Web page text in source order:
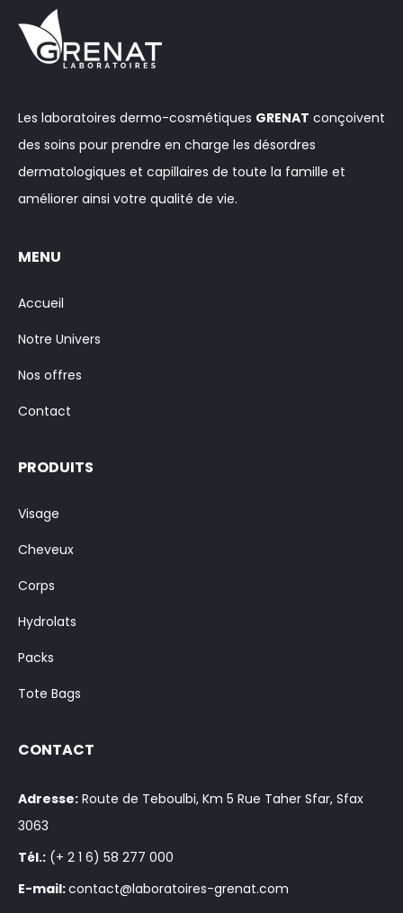
Les laboratoires dermo-cosmétiques GRENAT conçoivent
des soins pour prendre en charge les désordres
dermatologiques et capillaires de toute la famille et
améliorer ainsi votre qualité de vie.
MENU
Accueil
Notre Univers
Nos offres
Contact
PRODUITS
Visage
Cheveux
Corps
Hydrolats
Packs
Tote Bags
CONTACT
Adresse: Route de Teboulbi, Km 5 Rue Taher Sfar, Sfax
3063
Tél.: (+ 2 1 6) 58 277 000
E-mail:contact@laboratoires-grenat.com